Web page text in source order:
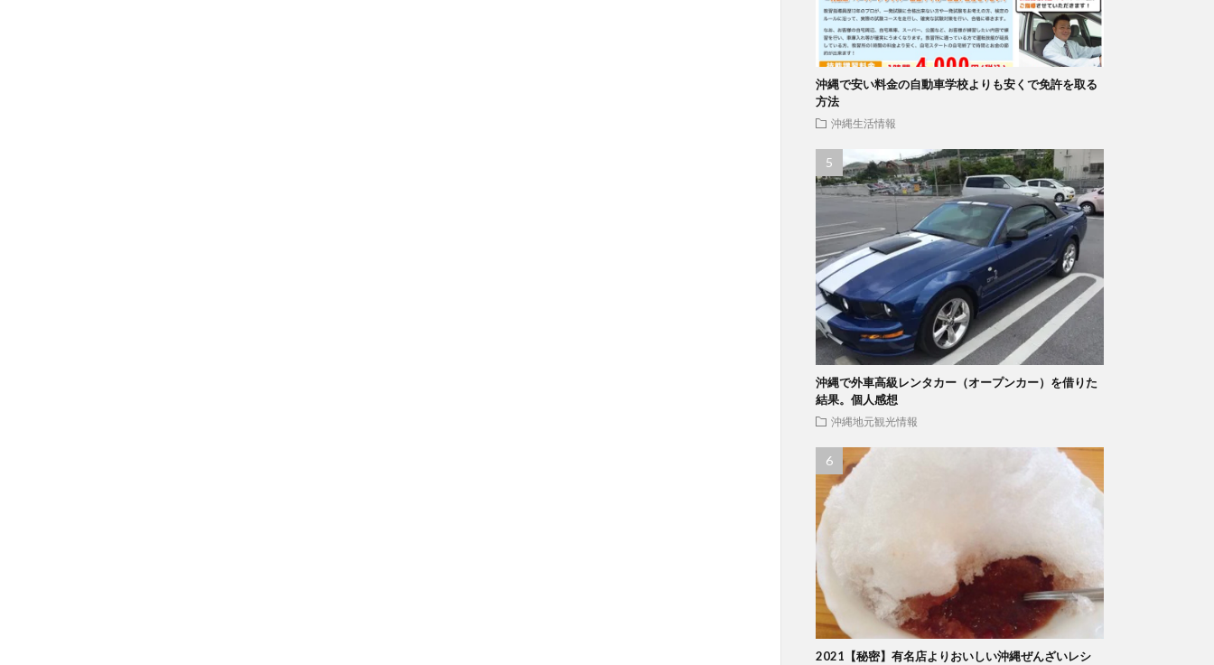
沖縄で安い料金の自動車学校よりも安くで免許を取る
方法
沖縄生活情報
沖縄で外車高級レンタカー（オープンカー）を借りた
結果。個人感想
沖縄地元観光情報
2021【秘密】有名店よりおいしい沖縄ぜんざいレシ